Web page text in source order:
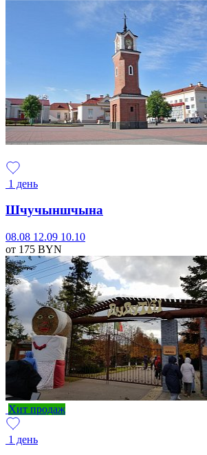
1 день
Шчучыншчына
08.08 12.09 10.10
от 175 BYN
Хит продаж
1 день